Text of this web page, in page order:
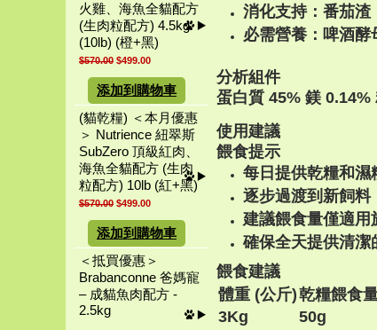
火雞、海魚全貓配方
(生肉粒配方) 4.5kg
(10lb) (橙+黑)
$570.00 $499.00
添加到購物車
(貓乾糧) ＜本月優惠
＞ Nutrience 紐翠斯
SubZero 頂級紅肉、
海魚全貓配方 (生肉
粒配方) 10lb (紅+黑)
$570.00 $499.00
添加到購物車
＜抵買優惠＞
Brabanconne 爸媽寵
– 成貓魚肉配方 -
2.5kg
消化支持：番茄渣
必需營養：啤酒酵
分析組件
蛋白質 45% 鎂
使用建議
餵食提示
每日提供乾糧和濕
逐步過渡到新飼料
建議餵食量僅適用
確保全天提供清潔
餵食建議
體重 (公斤)乾糧餵食
3Kg
50g